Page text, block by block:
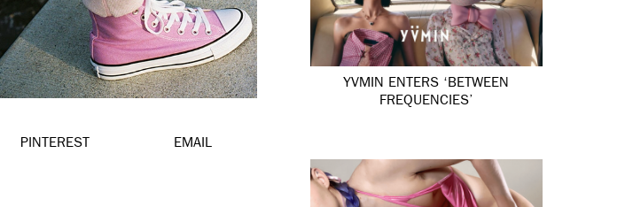
PINTEREST EMAIL
YVMIN ENTERS ‘BETWEEN
FREQUENCIES’